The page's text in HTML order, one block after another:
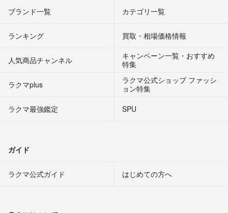
ブランド一覧 カテゴリ一覧
ランキング 買取・相場価格情報
人気商品チャンネル
キャンペーン一覧・おすすめ
特集
ラクマplus
ラクマ公式ショップ ファッシ
ョン特集
ラクマ最強鑑定
SPU
ガイド
ラクマ公式ガイド はじめての方へ